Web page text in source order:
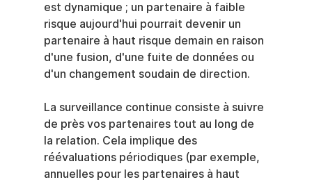
est dynamique ; un partenaire à faible
risque aujourd'hui pourrait devenir un
partenaire à haut risque demain en raison
d'une fusion, d'une fuite de données ou
d'un changement soudain de direction.
La surveillance continue consiste à suivre
de près vos partenaires tout au long de
la relation. Cela implique des
réévaluations périodiques (par exemple,
annuelles pour les partenaires à haut